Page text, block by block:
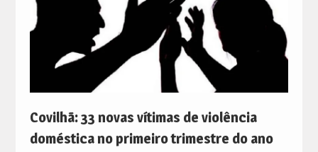
Covilhã: 33 novas vítimas de violência
doméstica no primeiro trimestre do ano